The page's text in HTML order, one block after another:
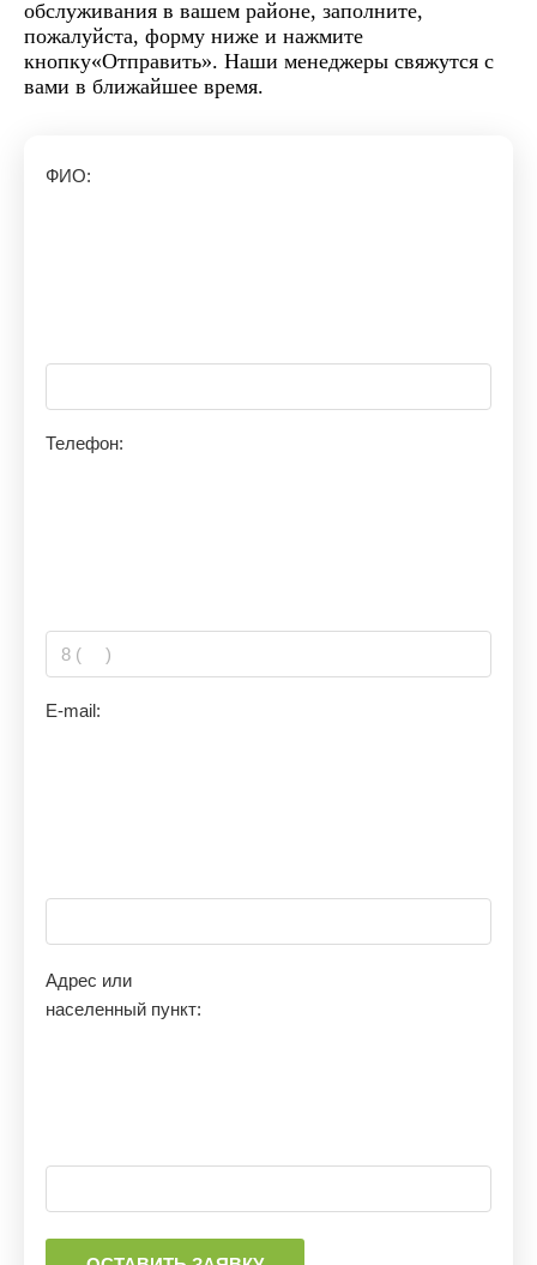
обслуживания в вашем районе, заполните,
пожалуйста, форму ниже и нажмите
кнопку«Отправить». Наши менеджеры свяжутся с
вами в ближайшее время.
ФИО:
Телефон:
E-mail:
Адрес или
населенный пункт: